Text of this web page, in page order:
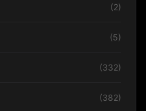
(2)
(5)
(332)
(382)